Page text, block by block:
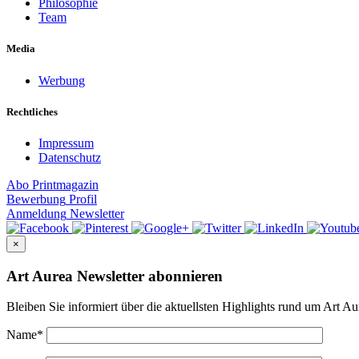
Philosophie
Team
Media
Werbung
Rechtliches
Impressum
Datenschutz
Abo Printmagazin
Bewerbung Profil
Anmeldung Newsletter
×
Art Aurea Newsletter abonnieren
Bleiben Sie informiert über die aktuellsten Highlights rund um Art
Name*